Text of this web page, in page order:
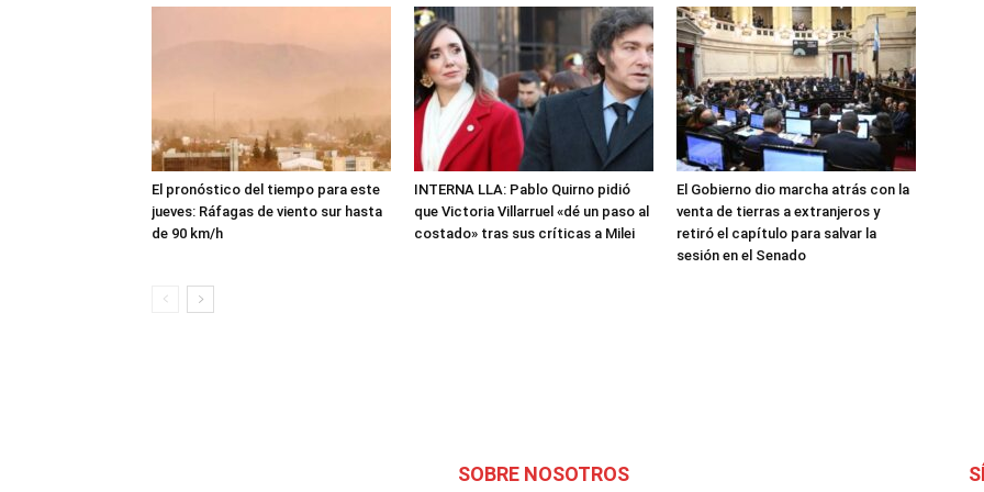
El pronóstico del tiempo para este
jueves: Ráfagas de viento sur hasta
de 90 km/h
INTERNA LLA: Pablo Quirno pidió
que Victoria Villarruel «dé un paso al
costado» tras sus críticas a Milei
El Gobierno dio marcha atrás con la
venta de tierras a extranjeros y
retiró el capítulo para salvar la
sesión en el Senado
SOBRE NOSOTROS